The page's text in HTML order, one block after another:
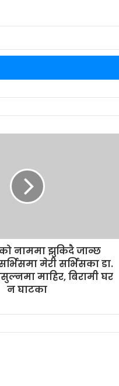
नाममा झुकिदै जान्छ
मेरी सर्भिसका डा.
माहिर, बिरामी घर
न घाटका